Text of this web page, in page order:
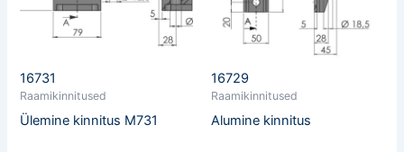
16731
Raamikinnitused
Ülemine kinnitus M731
16729
Raamikinnitused
Alumine kinnitus